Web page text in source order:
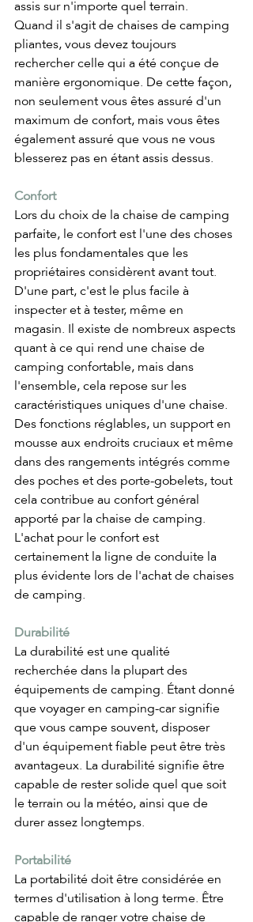
assis sur n'importe quel terrain.
Quand il s'agit de chaises de camping
pliantes, vous devez toujours
rechercher celle qui a été conçue de
manière ergonomique. De cette façon,
non seulement vous êtes assuré d'un
maximum de confort, mais vous êtes
également assuré que vous ne vous
blesserez pas en étant assis dessus.
Confort
Lors du choix de la chaise de camping
parfaite, le confort est l'une des choses
les plus fondamentales que les
propriétaires considèrent avant tout.
D'une part, c'est le plus facile à
inspecter et à tester, même en
magasin. Il existe de nombreux aspects
quant à ce qui rend une chaise de
camping confortable, mais dans
l'ensemble, cela repose sur les
caractéristiques uniques d'une chaise.
Des fonctions réglables, un support en
mousse aux endroits cruciaux et même
dans des rangements intégrés comme
des poches et des porte-gobelets, tout
cela contribue au confort général
apporté par la chaise de camping.
L'achat pour le confort est
certainement la ligne de conduite la
plus évidente lors de l'achat de chaises
de camping.
Durabilité
La durabilité est une qualité
recherchée dans la plupart des
équipements de camping. Étant donné
que voyager en camping-car signifie
que vous campe souvent, disposer
d'un équipement fiable peut être très
avantageux. La durabilité signifie être
capable de rester solide quel que soit
le terrain ou la météo, ainsi que de
durer assez longtemps.
Portabilité
La portabilité doit être considérée en
termes d'utilisation à long terme. Être
capable de ranger votre chaise de